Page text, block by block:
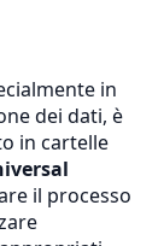
in
dei dati, è
in cartelle
il processo